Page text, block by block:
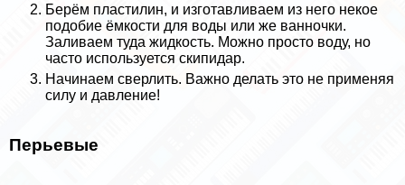
Берём пластилин, и изготавливаем из него некое
подобие ёмкости для воды или же ванночки.
Заливаем туда жидкость. Можно просто воду, но
часто используется скипидap.
Начинаем сверлить. Важно делать это не применяя
силу и давление!
Перьевые